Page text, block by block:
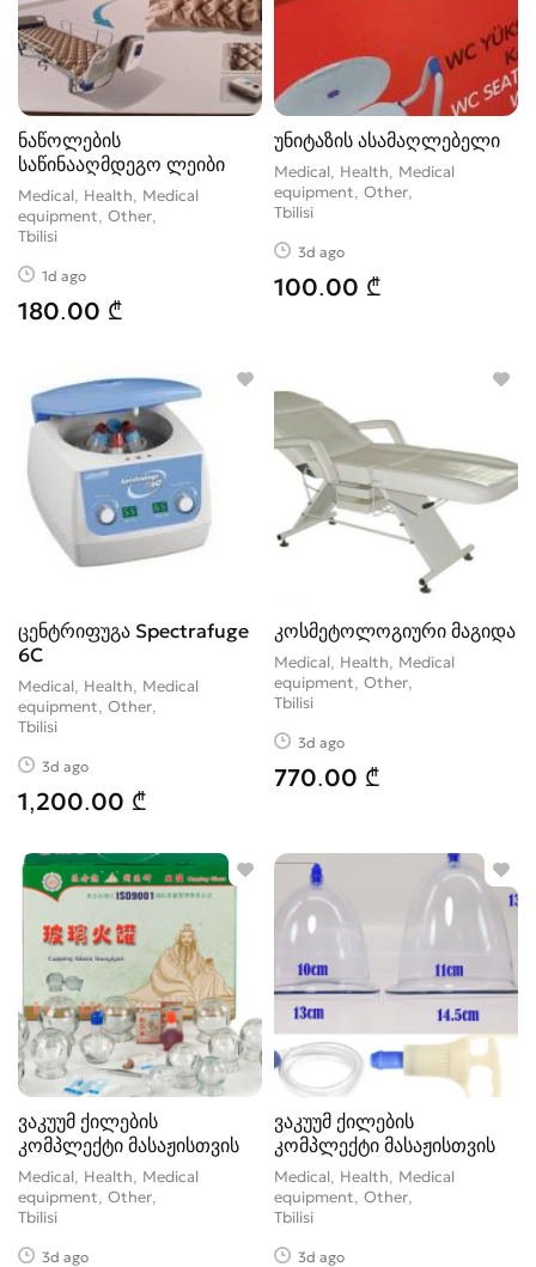
Sterilization device 1
Tonometers
Vehicles for medical purposes
ნაწოლების
საწინააღმდეგო ლეიბი
Medical, Health, Medical
equipment, Other
Tbilisi
1d ago
180.00 ₾
უნიტაზის ასამაღლებელი
Medical, Health, Medical
equipment, Other
Tbilisi
3d ago
100.00 ₾
ცენტრიფუგა Spectrafuge
6C
Medical, Health, Medical
equipment, Other
Tbilisi
3d ago
1,200.00 ₾
კოსმეტოლოგიური მაგიდა
Medical, Health, Medical
equipment, Other
Tbilisi
3d ago
770.00 ₾
ვაკუუმ ქილების
კომპლექტი მასაჟისთვის
Medical, Health, Medical
equipment, Other
Tbilisi
3d ago
ვაკუუმ ქილების
კომპლექტი მასაჟისთვის
Medical, Health, Medical
equipment, Other
Tbilisi
3d ago